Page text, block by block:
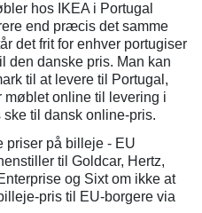
hos IKEA i Portugal
end præcis det samme
det frit for enhver portugiser
den danske pris. Man kan
til at levere til Portugal,
møblet online til levering i
til dansk online-pris.
priser på billeje - EU
til Goldcar, Hertz,
og Sixt om ikke at
pris til EU-borgere via